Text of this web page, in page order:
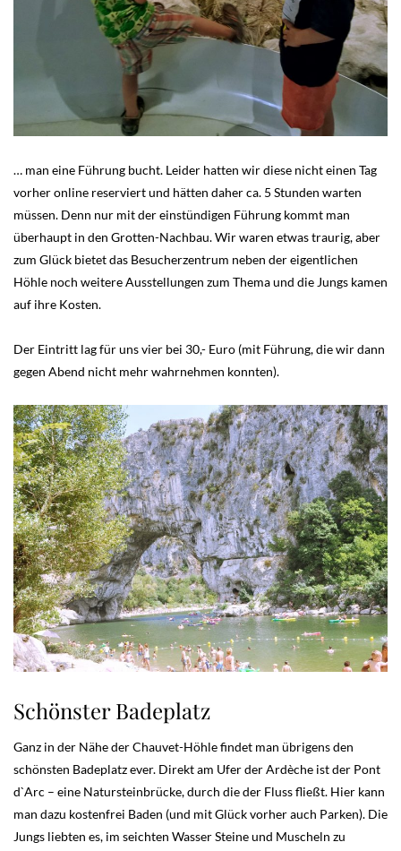
… man eine Führung bucht. Leider hatten wir diese nicht einen Tag
vorher online reserviert und hätten daher ca. 5 Stunden warten
müssen. Denn nur mit der einstündigen Führung kommt man
überhaupt in den Grotten-Nachbau. Wir waren etwas traurig, aber
zum Glück bietet das Besucherzentrum neben der eigentlichen
Höhle noch weitere Ausstellungen zum Thema und die Jungs kamen
auf ihre Kosten.
Der Eintritt lag für uns vier bei 30,- Euro (mit Führung, die wir dann
gegen Abend nicht mehr wahrnehmen konnten).
Schönster Badeplatz
Ganz in der Nähe der Chauvet-Höhle findet man übrigens den
schönsten Badeplatz ever. Direkt am Ufer der Ardèche ist der Pont
d`Arc – eine Natursteinbrücke, durch die der Fluss fließt. Hier kann
man dazu kostenfrei Baden (und mit Glück vorher auch Parken). Die
Jungs liebten es, im seichten Wasser Steine und Muscheln zu